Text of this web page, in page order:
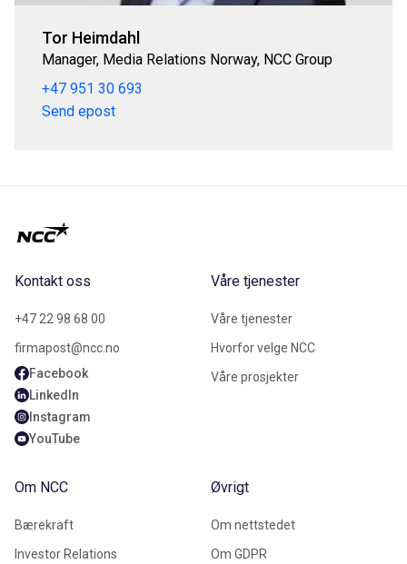
Tor Heimdahl
Manager, Media Relations Norway, NCC Group
+47 951 30 693
Send epost
Kontakt oss
+47 22 98 68 00
firmapost@ncc.no
Facebook
LinkedIn
Instagram
YouTube
Våre tjenester
Våre tjenester
Hvorfor velge NCC
Våre prosjekter
Om NCC
Bærekraft
Investor Relations
Øvrigt
Om nettstedet
Om GDPR